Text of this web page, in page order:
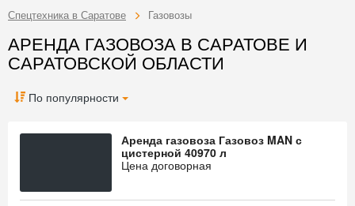
Спецтехника в Саратове Газовозы
АРЕНДА ГАЗОВОЗА В САРАТОВЕ И
САРАТОВСКОЙ ОБЛАСТИ
По популярности
Аренда газовоза Газовоз MAN с
цистерной 40970 л
Цена договорная